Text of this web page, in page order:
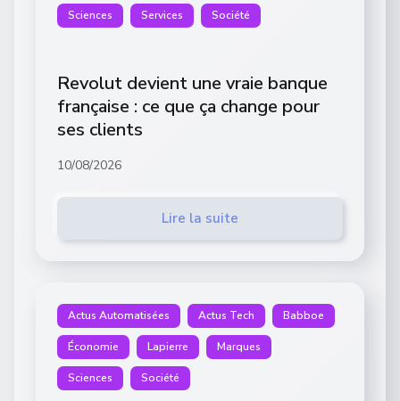
Sciences Services Société
Revolut devient une vraie banque
française : ce que ça change pour
ses clients
10/08/2026
Lire la suite
Actus Automatisées Actus Tech Babboe
Économie Lapierre Marques
Sciences Société